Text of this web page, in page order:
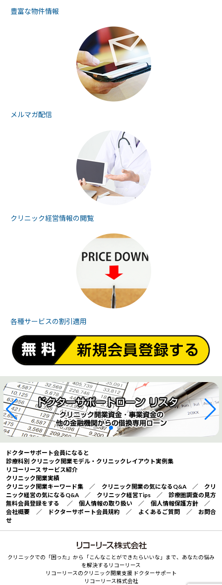
豊富な物件情報
メルマガ配信
クリニック経営情報の閲覧
各種サービスの割引適用
ドクターサポート会員になると
診療科別 クリニック開業モデル・クリニックレイアウト実例集
リコーリース サービス紹介
クリニック開業実績
クリニック開業キーワード集 ／ クリニック開業の気になるQ&A／ クリ
ニック経営の気になるQ&A／ クリニック経営Tips／ 診療圏調査の見方
無料会員登録をする
／ 個人情報の取り扱い ／ 個人情報保護方針 ／
会社概要 ／ ドクターサポート会員規約 ／ よくあるご質問 ／ お問合
せ
クリニックでの「困った」から「こんなことができたらいいな」まで、あなたの悩み
を解決するリコーリース
リコーリースのクリニック開業支援 ドクターサポート
リコーリース株式会社